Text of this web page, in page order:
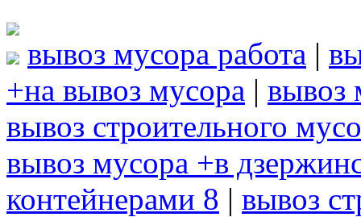
вывоз мусора работа |
+на вывоз мусора | вывоз
вывоз строительного
вывоз мусора +в
контейнерами 8 | вывоз